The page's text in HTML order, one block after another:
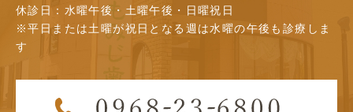
休診日：水曜午後・土曜午後・日曜祝日
※平日または土曜が祝日となる週は水曜の午後も診療しま
す